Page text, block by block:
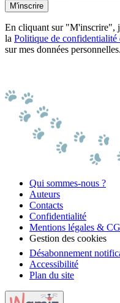
M'inscrire
En cliquant sur "M'inscrire",
la Politique de confidentialité
sur mes données personnelles.
Qui sommes-nous ?
Auteurs
Contacts
Confidentialité
Mentions légales &
Gestion des cookies
Désabonnement
Accessibilité
Plan du site